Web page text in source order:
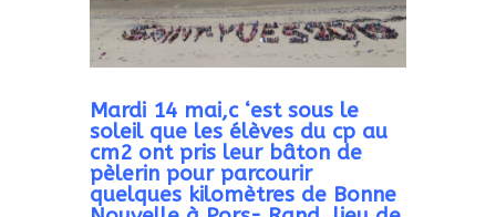
Mardi 14 mai,c ‘est sous le
soleil que les élèves du cp au
cm2 ont pris leur bâton de
pèlerin pour parcourir
quelques kilomètres de Bonne